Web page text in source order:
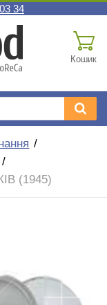
34
Кошик
(1945)